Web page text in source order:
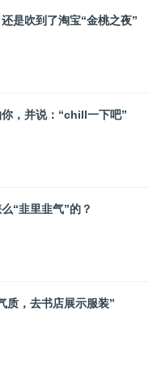
是吹到了淘宝“金桃之夜”
，并说：“chill一下吧”
“韭里韭气”的？
质，去书店展示服装”